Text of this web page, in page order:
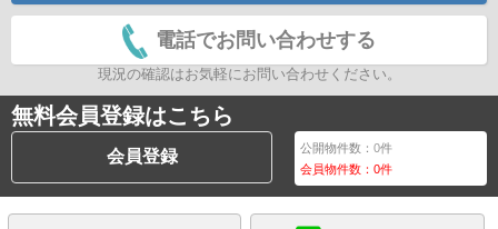
電話でお問い合わせする
現況の確認はお気軽にお問い合わせください。
無料会員登録はこちら
会員登録 公開物件数：0件
会員物件数：0件